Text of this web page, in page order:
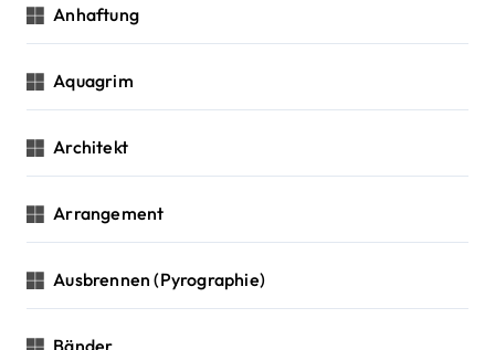
Anhaftung
Aquagrim
Architekt
Arrangement
Ausbrennen (Pyrographie)